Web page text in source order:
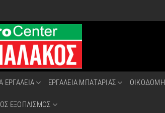
ΕΡΓΑΛΕΙΑ ΕΡΓΑΛΕΙΑ ΜΠΑΤΑΡΙΑΣ ΟΙΚΟΔΟΜΗ
ΕΞΟΠΛΙΣΜΟΣ